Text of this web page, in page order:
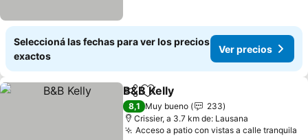
Seleccioná las fechas para ver los precios
exactos
Ver precios
CompartirAñadir a favoritos
B&B Kelly
8,1 Muy bueno
233
Crissier, a 3.7 km de: Lausana
Acceso a patio con vistas a calle tranquila